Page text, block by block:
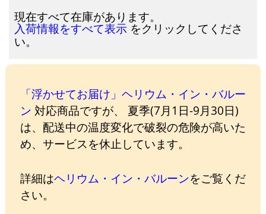
現在すべて在庫があります。
入荷情報をすべて表示 をクリックしてくださ
い。
「浮かせてお届け」ヘリウム・イン・バルー
ン 対応商品ですが、 夏季(7月1日-9月30日)
は、配送中の温度変化で破裂の危険が高いた
め、サービスを休止しています。
詳細はヘリウム・イン・バルーンをご覧くだ
さい。